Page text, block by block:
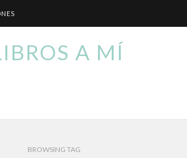
BROWSING TAG